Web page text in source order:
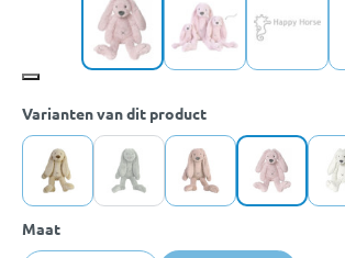
Varianten van dit product
Maat